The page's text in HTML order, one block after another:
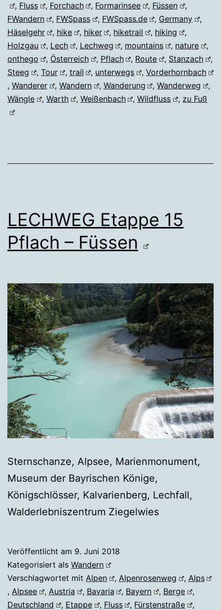
, Fluss , Forchach , Formarinsee , Füssen
,
FWandern
, FWSpass , FWSpass.de , Germany
,
Häselgehr
, hike , hiker , hiketrail , hiking
,
Holzgau
, Lech , Lechweg , mountains , nature
,
onthego
, Österreich , Pflach , Route , Stanzach
,
Steeg
, Tour , trail , unterwegs ,Vorderhornbach
, Wanderer , Wandern , Wanderung ,Wanderweg
,
Wängle
, Warth , Weißenbach ,Wildfluss , zu Fuß
LECHWEG Etappe 15
Pflach – Füssen
Sternschanze, Alpsee, Marienmonument,
Museum der Bayrischen Könige,
Königschlösser, Kalvarienberg, Lechfall,
Walderlebniszentrum Ziegelwies
Veröffentlicht am 9. Juni 2018
Kategorisiert als Wandern
Verschlagwortet mit Alpen , Alpenrosenweg , Alps
, Alpsee , Austria , Bavaria , Bayern , Berge
,
Deutschland
, Etappe , Fluss , Fürstenstraße
,